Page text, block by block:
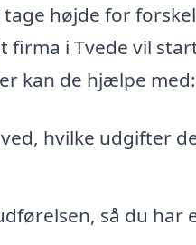
højde for
i Tvede vil
kan de hjælpe med:
hvilke udgifter
så du har